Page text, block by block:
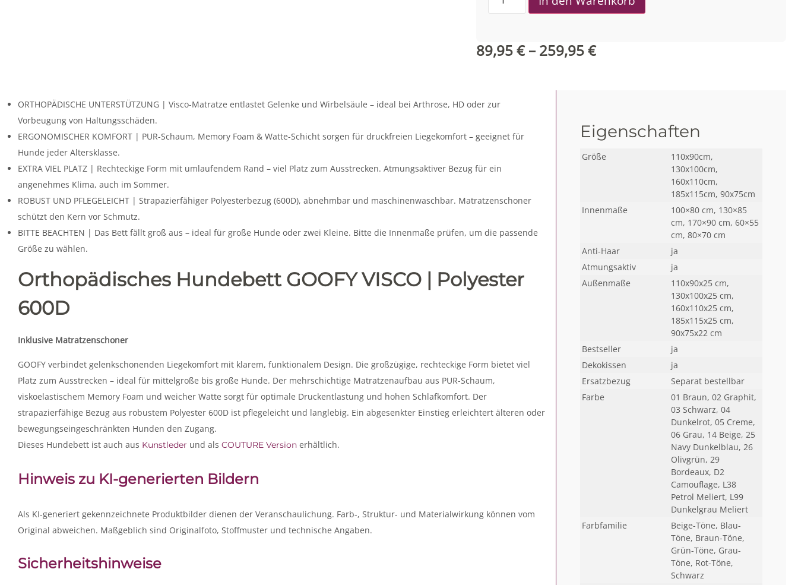
89,95€– 259,95€
ORTHOPÄDISCHE UNTERSTÜTZUNG | Visco-Matratze entlastet Gelenke und Wirbelsäule – ideal bei Arthrose, HD oder zur
Vorbeugung von Haltungsschäden.
ERGONOMISCHER KOMFORT | PUR-Schaum, Memory Foam & Watte-Schicht sorgen für druckfreien Liegekomfort – geeignet für
Hunde jeder Altersklasse.
EXTRA VIEL PLATZ | Rechteckige Form mit umlaufendem Rand – viel Platz zum Ausstrecken. Atmungsaktiver Bezug für ein
angenehmes Klima, auch im Sommer.
ROBUST UND PFLEGELEICHT | Strapazierfähiger Polyesterbezug (600D), abnehmbar und maschinenwaschbar. Matratzenschoner
schützt den Kern vor Schmutz.
BITTE BEACHTEN | Das Bett fällt groß aus – ideal für große Hunde oder zwei Kleine. Bitte die Innenmaße prüfen, um die passende
Größe zu wählen.
Orthopädisches Hundebett GOOFY VISCO | Polyester
600D
Inklusive Matratzenschoner
GOOFY verbindet gelenkschonenden Liegekomfort mit klarem, funktionalem Design. Die großzügige, rechteckige Form bietet viel
Platz zum Ausstrecken – ideal für mittelgroße bis große Hunde. Der mehrschichtige Matratzenaufbau aus PUR-Schaum,
viskoelastischem Memory Foam und weicher Watte sorgt für optimale Druckentlastung und hohen Schlafkomfort. Der
strapazierfähige Bezug aus robustem Polyester 600D ist pflegeleicht und langlebig. Ein abgesenkter Einstieg erleichtert älteren oder
bewegungseingeschränkten Hunden den Zugang.
Dieses Hundebett ist auch aus Kunstleder und als COUTURE Version erhältlich.
Hinweis zu KI-generierten Bildern
Als KI-generiert gekennzeichnete Produktbilder dienen der Veranschaulichung. Farb-, Struktur- und Materialwirkung können vom
Original abweichen. Maßgeblich sind Originalfoto, Stoffmuster und technische Angaben.
Sicherheitshinweise
Eigenschaften
Größe
110x90cm,
130x100cm,
160x110cm,
185x115cm, 90x75cm
Innenmaße
100×80 cm, 130×85
cm, 170×90 cm, 60×55
cm, 80×70 cm
Anti-Haar
ja
Atmungsaktiv
ja
Außenmaße
110x90x25 cm,
130x100x25 cm,
160x110x25 cm,
185x115x25 cm,
90x75x22 cm
Bestseller
ja
Dekokissen
ja
Ersatzbezug
Separat bestellbar
Farbe
01 Braun, 02 Graphit,
03 Schwarz, 04
Dunkelrot, 05 Creme,
06 Grau, 14 Beige, 25
Navy Dunkelblau, 26
Olivgrün, 29
Bordeaux, D2
Camouflage, L38
Petrol Meliert, L99
Dunkelgrau Meliert
Farbfamilie
Beige-Töne, Blau-
Töne, Braun-Töne,
Grün-Töne, Grau-
Töne, Rot-Töne,
Schwarz